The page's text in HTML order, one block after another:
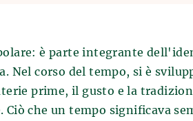
è parte integrante
corso del tempo, si è
prime, il gusto e la
che un tempo significava